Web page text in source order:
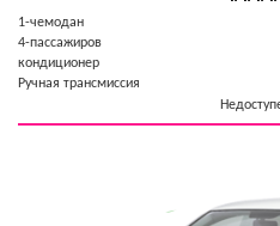
1-чемодан
4-пассажиров
кондиционер
Ручная трансмиссия